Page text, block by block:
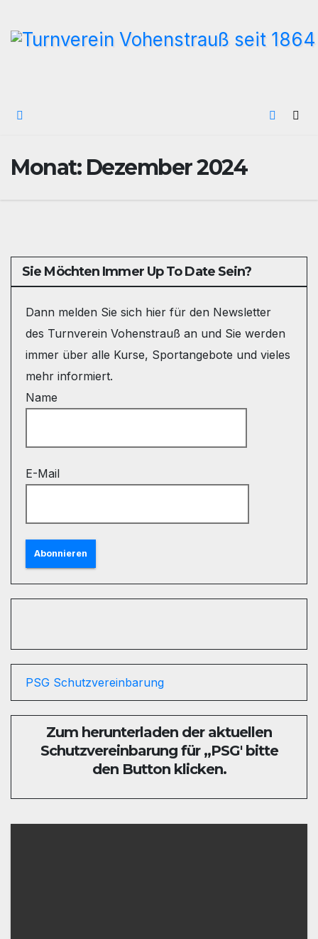
Inhalt
Monat: Dezember 2024
Sie Möchten Immer Up To Date Sein?
Dann melden Sie sich hier für den Newsletter
des Turnverein Vohenstrauß an und Sie werden
immer über alle Kurse, Sportangebote und vieles
mehr informiert.
Name
E-Mail
Abonnieren
PSG Schutzvereinbarung
Zum herunterladen der aktuellen
Schutzvereinbarung für ,,PSG' bitte
den Button klicken.